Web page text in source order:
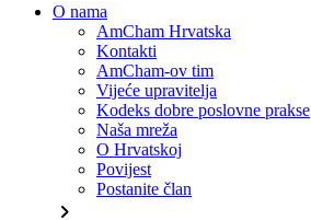
O nama
AmCham Hrvatska
Kontakti
AmCham-ov tim
Vijeće upravitelja
Kodeks dobre poslovne prakse
Naša mreža
O Hrvatskoj
Povijest
Postanite član
chevron_right